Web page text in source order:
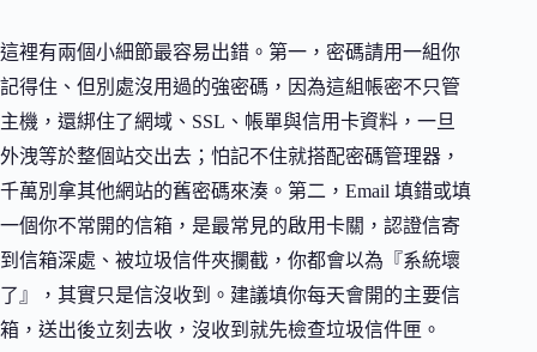
這裡有兩個小細節最容易出錯。第一，密碼請用一組你
記得住、但別處沒用過的強密碼，因為這組帳密不只管
主機，還綁住了網域、SSL、帳單與信用卡資料，一旦
外洩等於整個站交出去；怕記不住就搭配密碼管理器，
千萬別拿其他網站的舊密碼來湊。第二，Email 填錯或填
一個你不常開的信箱，是最常見的啟用卡關，認證信寄
到信箱深處、被垃圾信件夾攔截，你都會以為『系統壞
了』，其實只是信沒收到。建議填你每天會開的主要信
箱，送出後立刻去收，沒收到就先檢查垃圾信件匣。